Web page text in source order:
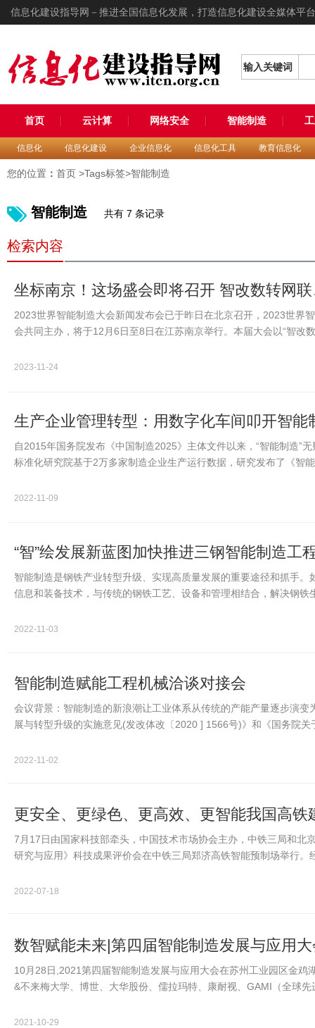
信息化建设指导网－推进全国信息化发展，打造信息化建设全媒体平台
输入关键词
首页 云计算 网络安全 智能制造
信息化 信息化建设 企业信息化 信息化工具 教育信息化
您的位置 ： 首页 >Tags标签>智能制造
智能制造 共有 7 条记录
检索内容
坐标南京！这场盛会即将召开 智改数转网
2023世界智能制造大会新闻发布会已于昨日在北京召开，2023世界
会共同主办，将于12月6日至8日在江苏南京举行。本届大会以“智改
2023-11-24
生产企业管理转型：用数字化车间叩开智能
自2015年国务院发布《中国制造2025》主体文件以来，“智能制造”
标准化研究院基于2万多家制造企业生产运行数据，研究发布了《智
2022-11-09
“智”绘发展新蓝图加快推进三钢智能制造工
智能制造是钢铁产业转型升级、实现高质量发展的重要途径和抓手
信息和装备技术，与传统的钢铁工艺、设备和管理相结合，解决钢
2022-11-03
智能制造赋能工程机械洽谈对接会
会议背景：智能制造的新浪潮让工业体系从传统的产能产量逐步演
展与转型升级的实施意见(发改体改〔2020 ] 1566号)》和《国务院
2022-11-02
更安全、更绿色、更高效、更智能我国高
7月17日由国家科技部牵头，中国技术市场协会主办，中铁三局和
研究与应用》科技成果评价会在中铁三局郑济高铁智能预制场举行
2022-07-18
数智赋能未来|第四届智能制造发展与应用
10月28日,2021第四届智能制造发展与应用大会在苏州工业园区金鸡
&不来梅大学、博世、大华股份、儒拉玛特、康耐视、GAMI（全球
2021-10-29